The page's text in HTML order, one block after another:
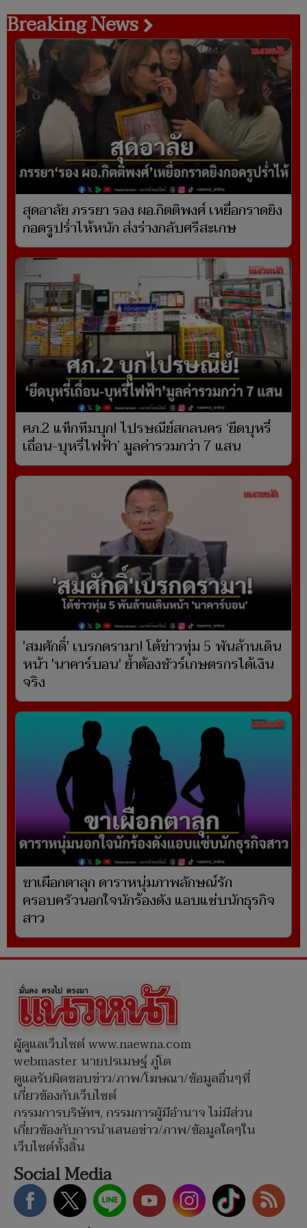
Breaking News
สุดอาลัย ภรรยา รอง ผอ.กิตติพงศ์ เหยื่อกราดยิง
กอดรูปร่ำไห้หนัก ส่งร่างกลับศรีสะเกษ
ศภ.2 แท็กทีมบุก! ไปรษณีย์สกลนคร ‘ยึดบุหรี่
เถื่อน-บุหรี่ไฟฟ้า’ มูลค่ารวมกว่า 7 แสน
'สมศักดิ์' เบรกดรามา! โต้ข่าวทุ่ม 5 พันล้านเดิน
หน้า 'นาคาร์บอน' ย้ำต้องชัวร์เกษตรกรได้เงิน
จริง
ขาเผือกตาลุก ดาราหนุ่มภาพลักษณ์รัก
ครอบครัวนอกใจนักร้องดัง แอบแซ่บนักธุรกิจ
สาว
ผู้ดูแลเว็บไซต์ www.naewna.com
webmaster นายปรเมษฐ์ ภู่โต
ดูแลรับผิดชอบข่าว/ภาพ/โฆษณา/ข้อมูลอื่นๆที่
เกี่ยวข้องกับเว็บไซต์
กรรมการบริษัทฯ, กรรมการผู้มีอำนาจ ไม่มีส่วน
เกี่ยวข้องกับการนำเสนอข่าว/ภาพ/ข้อมูลใดๆใน
เว็บไซต์ทั้งสิ้น
Social Media